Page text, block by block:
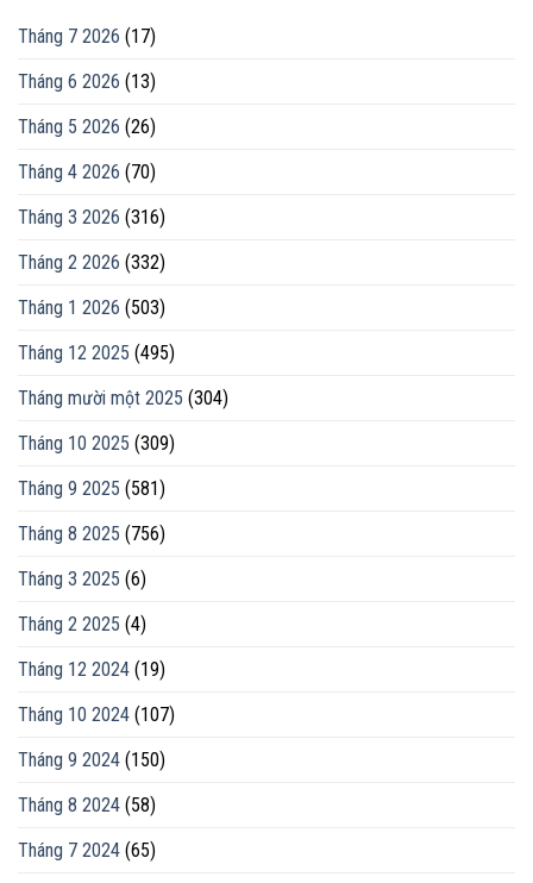
Tháng 7 2026 (17)
Tháng 6 2026 (13)
Tháng 5 2026 (26)
Tháng 4 2026 (70)
Tháng 3 2026 (316)
Tháng 2 2026 (332)
Tháng 1 2026 (503)
Tháng 12 2025 (495)
Tháng mười một 2025 (304)
Tháng 10 2025 (309)
Tháng 9 2025 (581)
Tháng 8 2025 (756)
Tháng 3 2025 (6)
Tháng 2 2025 (4)
Tháng 12 2024 (19)
Tháng 10 2024 (107)
Tháng 9 2024 (150)
Tháng 8 2024 (58)
Tháng 7 2024 (65)